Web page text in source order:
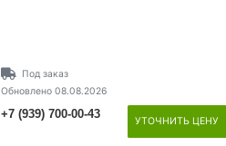
Под заказ
Обновлено 08.08.2026
+7 (939) 700-00-43
УТОЧНИТЬ ЦЕНУ